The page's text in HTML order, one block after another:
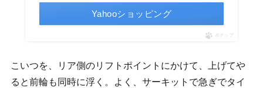
Yahooショッピング
ポチップ
こいつを、リア側のリフトポイントにかけて、上げてや
ると前輪も同時に浮く。よく、サーキットで急ぎでタイ